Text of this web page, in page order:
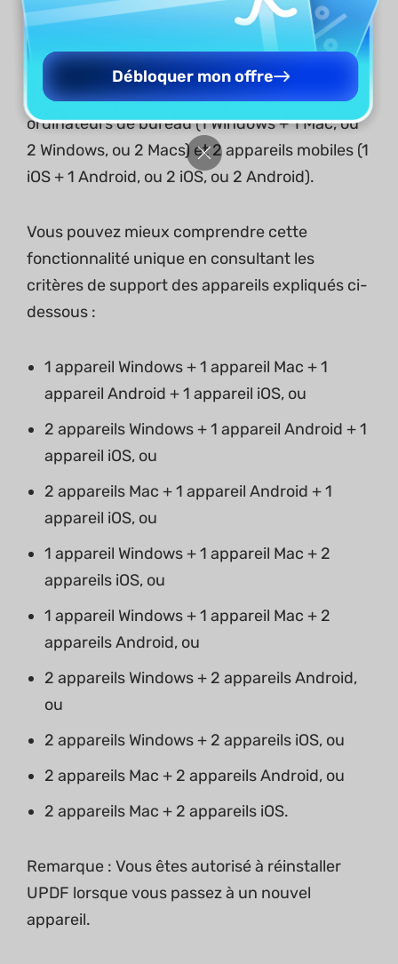
UPDF vous permet d'utiliser un compte
premium sur Windows, Mac, iOS et Android.
Un compte premium peut être utilisé sur 2
ordinateurs de bureau (1 Windows + 1 Mac, ou
2 Windows, ou 2 Macs) et 2 appareils mobiles (1
iOS + 1 Android, ou 2 iOS, ou 2 Android).
Vous pouvez mieux comprendre cette
fonctionnalité unique en consultant les
critères de support des appareils expliqués ci-
dessous :
1 appareil Windows + 1 appareil Mac + 1
appareil Android + 1 appareil iOS, ou
2 appareils Windows + 1 appareil Android + 1
appareil iOS, ou
2 appareils Mac + 1 appareil Android + 1
appareil iOS, ou
1 appareil Windows + 1 appareil Mac + 2
appareils iOS, ou
1 appareil Windows + 1 appareil Mac + 2
appareils Android, ou
2 appareils Windows + 2 appareils Android,
ou
2 appareils Windows + 2 appareils iOS, ou
2 appareils Mac + 2 appareils Android, ou
2 appareils Mac + 2 appareils iOS.
Remarque : Vous êtes autorisé à réinstaller
UPDF lorsque vous passez à un nouvel
appareil.
Débloquer mon offre